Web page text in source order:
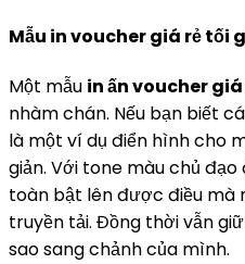
Mẫu in voucher giá rẻ tối
Một mẫu in ấn voucher giá
nhàm chán. Nếu bạn biết
là một ví dụ điển hình cho
giản. Với tone màu chủ
toàn bật lên được điều mà
truyền tải. Đồng thời vẫn
sao sang chảnh của mình.